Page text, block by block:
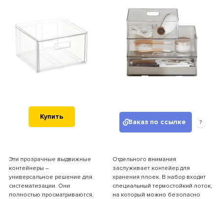
Купить
Заказ по ссылке ?
Эти прозрачные выдвижные
контейнеры –
универсальное решение для
систематизации. Они
полностью просматриваются,
Отдельного внимания
заслуживает контейер для
хранения плоек. В набор входит
специальный термостойкий лоток,
на который можно безопасно